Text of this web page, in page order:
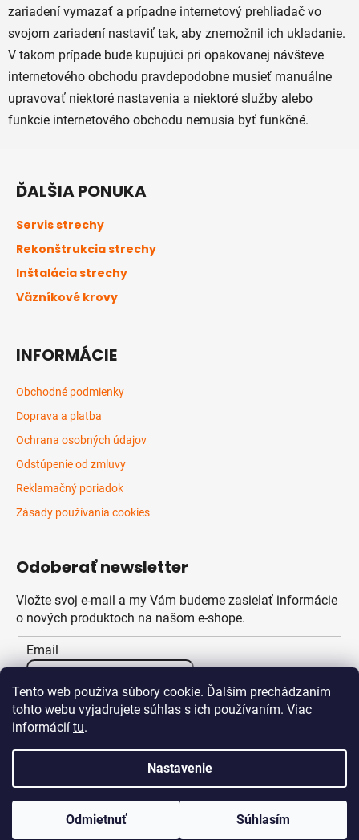
Tento web používa súbory cookie. Ďalším prechádzaním
tohto webu vyjadrujete súhlas s ich používaním. Viac
informácií tu.
Nastavenie
Odmietnuť Súhlasím
zariadení vymazať a prípadne internetový prehliadač vo
svojom zariadení nastaviť tak, aby znemožnil ich ukladanie.
V takom prípade bude kupujúci pri opakovanej návšteve
internetového obchodu pravdepodobne musieť manuálne
upravovať niektoré nastavenia a niektoré služby alebo
funkcie internetového obchodu nemusia byť funkčné.
ĎALŠIA PONUKA
Servis strechy
Rekonštrukcia strechy
Inštalácia strechy
Väzníkové krovy
INFORMÁCIE
Obchodné podmienky
Doprava a platba
Ochrana osobných údajov
Odstúpenie od zmluvy
Reklamačný poriadok
Zásady používania cookies
Odoberať newsletter
Vložte svoj e-mail a my Vám budeme zasielať informácie
o nových produktoch na našom e-shope.
Email
Vložením e-mailu súhlasíte spodmienkami ochrany
osobných údajov
PRIHLÁSIŤ SA